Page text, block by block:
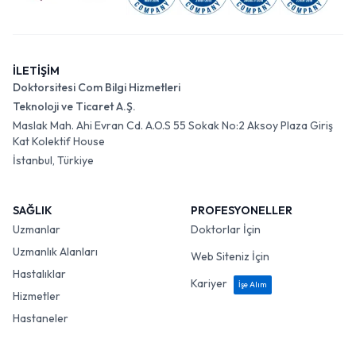
İLETİŞİM
Doktorsitesi Com Bilgi Hizmetleri
Teknoloji ve Ticaret A.Ş.
Maslak Mah. Ahi Evran Cd. A.O.S 55 Sokak No:2 Aksoy Plaza Giriş
Kat Kolektif House
İstanbul, Türkiye
SAĞLIK
Uzmanlar
Uzmanlık Alanları
Hastalıklar
Hizmetler
Hastaneler
PROFESYONELLER
Doktorlar İçin
Web Siteniz İçin
Kariyer
İşe Alım